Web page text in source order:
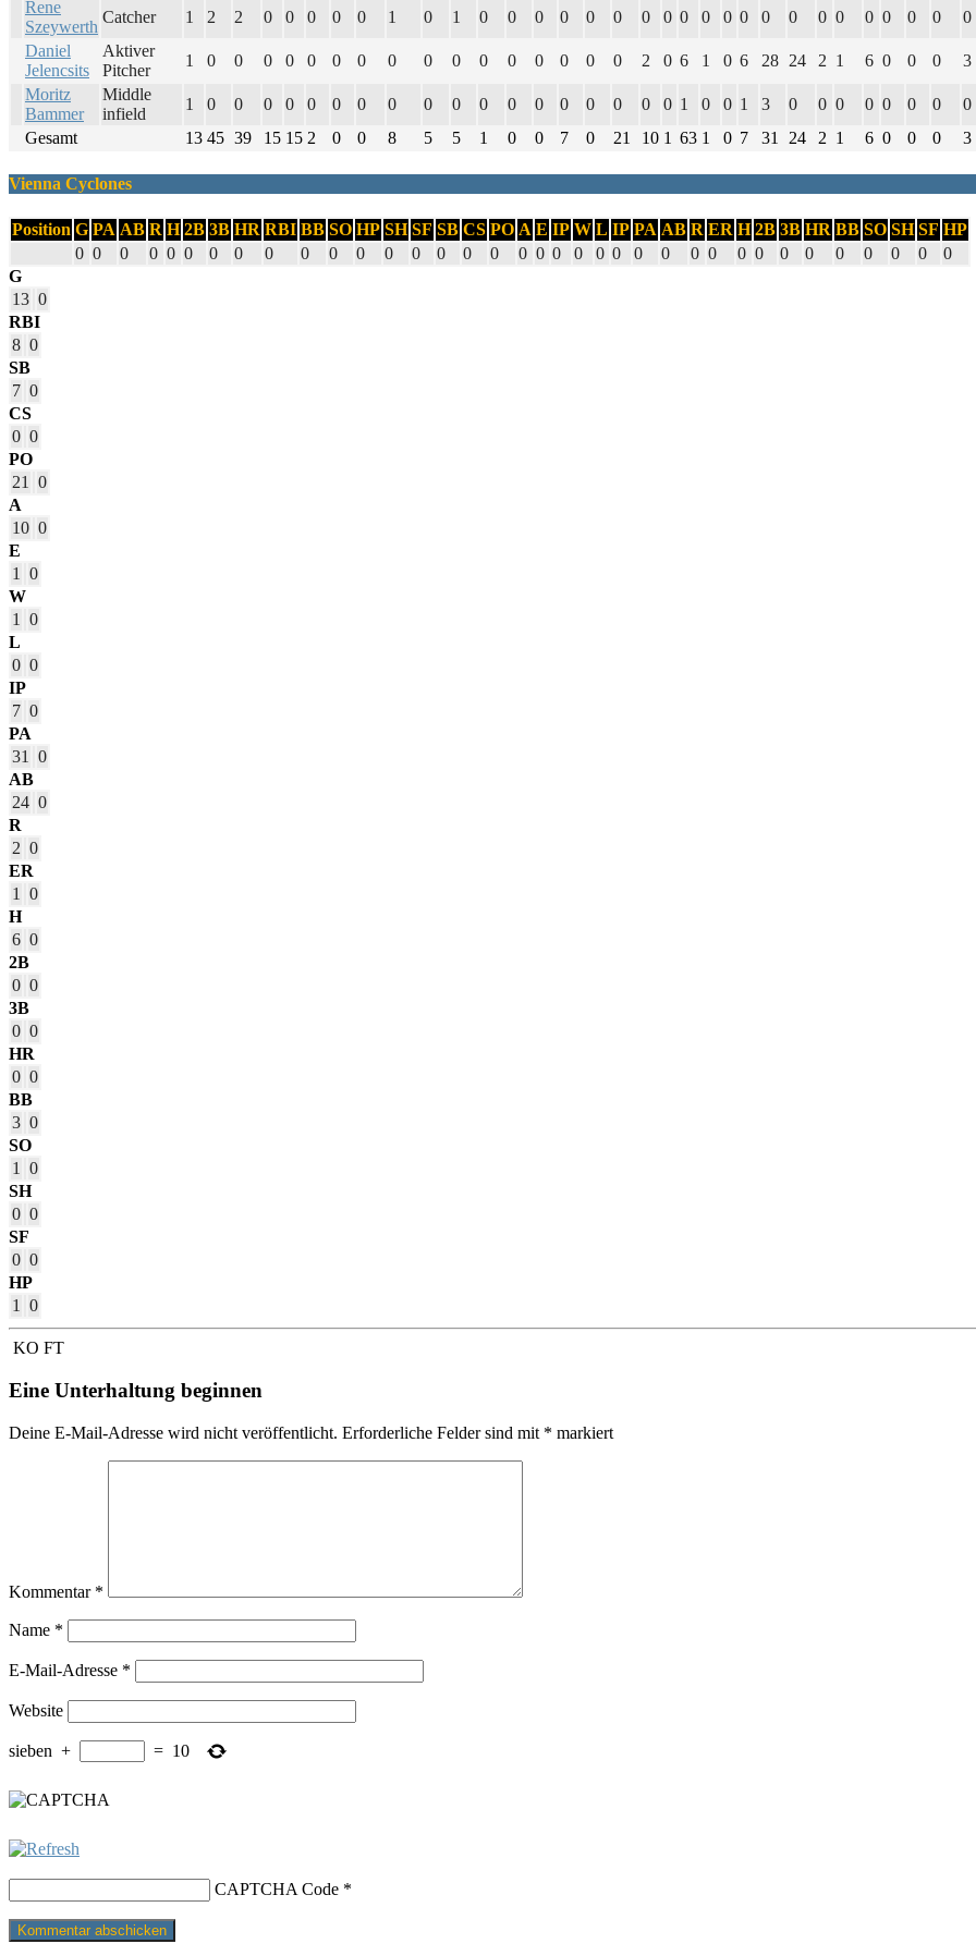
Rene
Szeywerth
Catcher 1 2 2 0 0 0 0 0 1 0 1 0 0 0 0 0 0 0 0 0 0 0 0 0 0 0 0 0 0 0 0 0
Daniel
Jelencsits
Aktiver
Pitcher
1 0 0 0 0 0 0 0 0 0 0 0 0 0 0 0 0 2 0 6 1 0 6 28 24 2 1 6 0 0 0 3
Moritz
Bammer
Middle
infield
1 0 0 0 0 0 0 0 0 0 0 0 0 0 0 0 0 0 0 1 0 0 1 3 0 0 0 0 0 0 0 0
Gesamt
13 45 39 15 15 2 0 0 8 5 5 1 0 0 7 0 21 10 1 63 1 0 7 31 24 2 1 6 0 0 0 3
Vienna Cyclones
Position G PA AB R H 2B 3B HR RBI BB SO HP SH SF SB CS PO A E IP W L IP PA AB R ER H 2B 3B HR BB SO SH SF HP
0 0 0 0 0 0 0 0 0 0 0 0 0 0 0 0 0 0 0 0 0 0 0 0 0 0 0 0 0 0 0 0 0 0 0
0
G
13 0
RBI
8 0
SB
7 0
CS
0 0
PO
21 0
A
10 0
E
1 0
W
1 0
L
0 0
IP
7 0
PA
31 0
AB
24 0
R
2 0
ER
1 0
H
6 0
2B
0 0
3B
0 0
HR
0 0
BB
3 0
SO
1 0
SH
0 0
SF
0 0
HP
1 0
KO FT
Eine Unterhaltung beginnen
Deine E-Mail-Adresse wird nicht veröffentlicht. Erforderliche Felder sind mit * markiert
Kommentar *
Name *
E-Mail-Adresse *
Website
sieben + = 10
CAPTCHA Code *